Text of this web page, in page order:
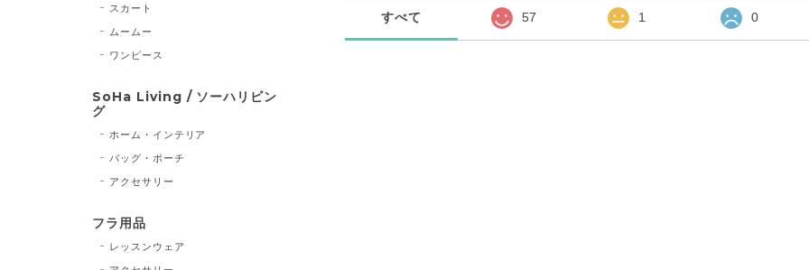
すべて 57 1 0
スカート
ムームー
ワンピース
SoHa Living / ソーハリビン
グ
ホーム・インテリア
バッグ・ポーチ
アクセサリー
フラ用品
レッスンウェア